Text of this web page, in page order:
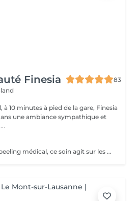
Finesia
83
à 10 minutes à pied de la gare, Finesia
une ambiance sympathique et
Véritable alternative au peeling médical, ce soin agit sur les signes de l'âge, le teint et les taches.